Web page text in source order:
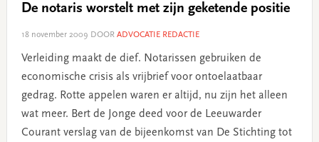
De notaris worstelt met zijn geketende positie
18 november 2009 DOOR ADVOCATIE REDACTIE
Verleiding maakt de dief. Notarissen gebruiken de
economische crisis als vrijbrief voor ontoelaatbaar
gedrag. Rotte appelen waren er altijd, nu zijn het alleen
wat meer. Bert de Jonge deed voor de Leeuwarder
Courant verslag van de bijeenkomst van De Stichting tot